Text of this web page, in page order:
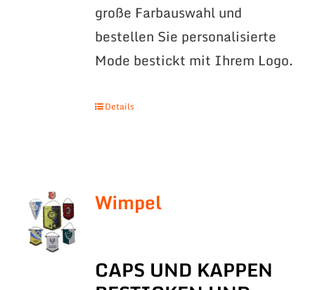
große Farbauswahl und
bestellen Sie personalisierte
Mode bestickt mit Ihrem Logo.
Details
Wimpel
CAPS UND KAPPEN